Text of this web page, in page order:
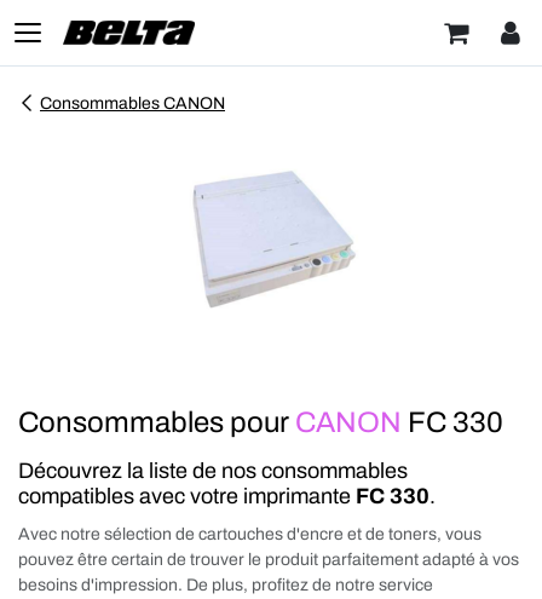
Consommables CANON
Consommables pour CANON FC 330
Découvrez la liste de nos consommables
compatibles avec votre imprimante FC 330.
Avec notre sélection de cartouches d'encre et de toners, vous
pouvez être certain de trouver le produit parfaitement adapté à vos
besoins d'impression. De plus, profitez de notre service